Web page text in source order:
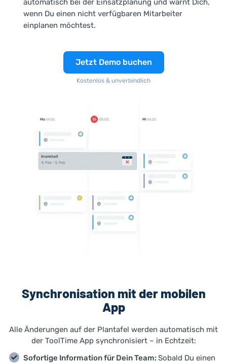
wenn Du einen nicht verfügbaren Mitarbeiter
einplanen möchtest.
Jetzt Demo buchen
Kostenlos & unverbindlich
Synchronisation mit der mobilen
App
Alle Änderungen auf der Plantafel werden automatisch mit
der ToolTime App synchronisiert – in Echtzeit:
Sofortige Information für Dein Team:Sobald Du einen